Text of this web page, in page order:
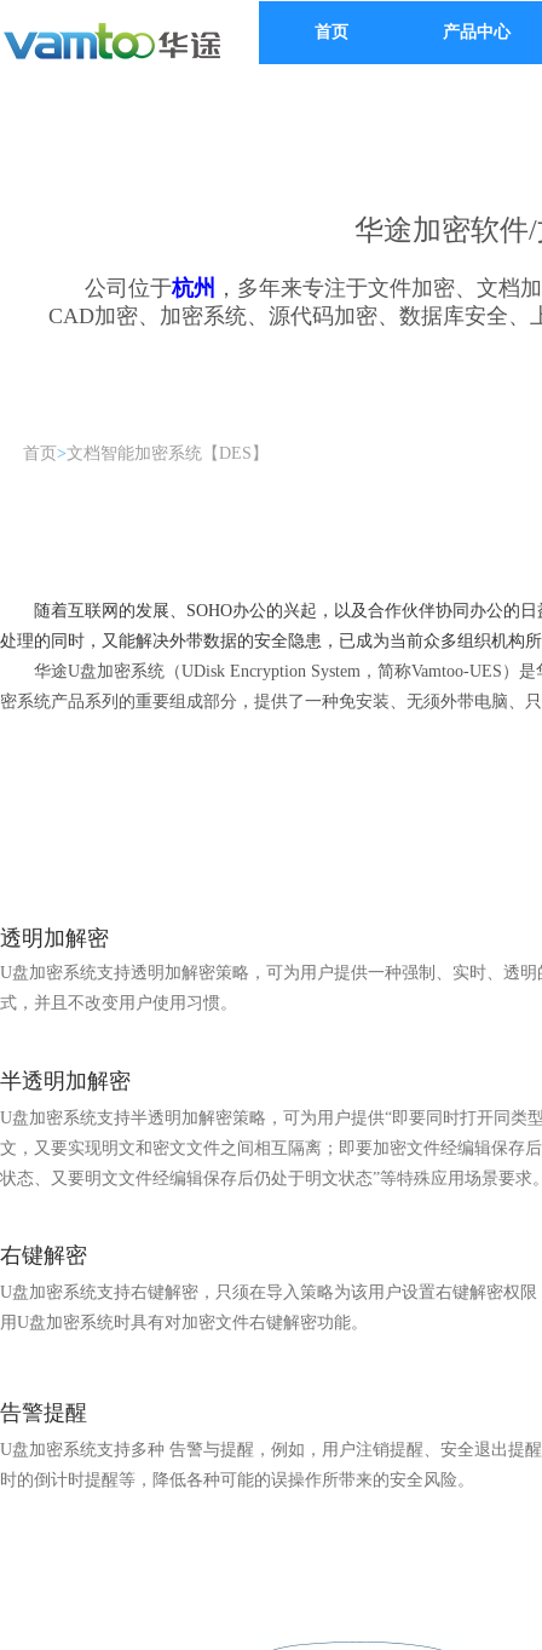
首页 产品中心
华途加密软件
公司位于杭州 ，多年来专注于文件加密、文档
CAD加密、加密系统、源代码加密、数据库安全
首页 >文档智能加密系统【DES】
随着互联网的发展、SOHO办公的兴起，以及合作伙伴协同办公的日
处理的同时，又能解决外带数据的安全隐患，已成为当前众多组织机构
华途U盘加密系统（UDisk Encryption System，简称Vamtoo-UES
密系统产品系列的重要组成部分，提供了一种免安装、无须外带电脑、
透明加解密
U盘加密系统支持透明加解密策略，可为用户提供一种强制、实时、透明
式，并且不改变用户使用习惯。
半透明加解密
U盘加密系统支持半透明加解密策略，可为用户提供“即要同时打开同类
文，又要实现明文和密文文件之间相互隔离；即要加密文件经编辑保存
状态、又要明文文件经编辑保存后仍处于明文状态”等特殊应用场景要求
右键解密
U盘加密系统支持右键解密，只须在导入策略为该用户设置右键解密权限
用U盘加密系统时具有对加密文件右键解密功能。
U盘加密系统支持多种 告警与提醒，例如，用户注销提醒、安全退出提
时的倒计时提醒等，降低各种可能的误操作所带来的安全风险。
告警提醒